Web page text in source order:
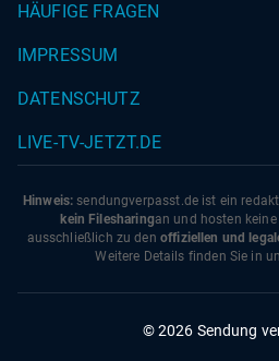
HÄUFIGE FRAGEN
IMPRESSUM
DATENSCHUTZ
LIVE-TV-JETZT.DE
Hinweis: sendungverpasst.de ist ein
kein Filesharingan und hosten
ausschließlich zu den offiziellen und
Weitere Details finden Sie in
© 2026 Sendung